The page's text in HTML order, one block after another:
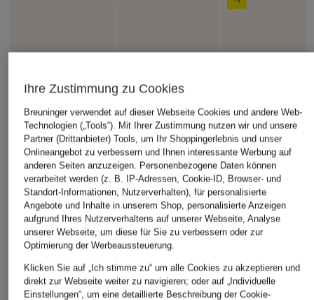
Ihre Zustimmung zu Cookies
Breuninger verwendet auf dieser Webseite Cookies und andere Web-
Technologien („Tools“). Mit Ihrer Zustimmung nutzen wir und unsere
Partner (Drittanbieter) Tools, um Ihr Shoppingerlebnis und unser
Onlineangebot zu verbessern und Ihnen interessante Werbung auf
anderen Seiten anzuzeigen. Personenbezogene Daten können
verarbeitet werden (z. B. IP-Adressen, Cookie-ID, Browser- und
Standort-Informationen, Nutzerverhalten), für personalisierte
Angebote und Inhalte in unserem Shop, personalisierte Anzeigen
aufgrund Ihres Nutzerverhaltens auf unserer Webseite, Analyse
unserer Webseite, um diese für Sie zu verbessern oder zur
Optimierung der Werbeaussteuerung.
Klicken Sie auf „Ich stimme zu“ um alle Cookies zu akzeptieren und
direkt zur Webseite weiter zu navigieren; oder auf „Individuelle
Einstellungen“, um eine detaillierte Beschreibung der Cookie-